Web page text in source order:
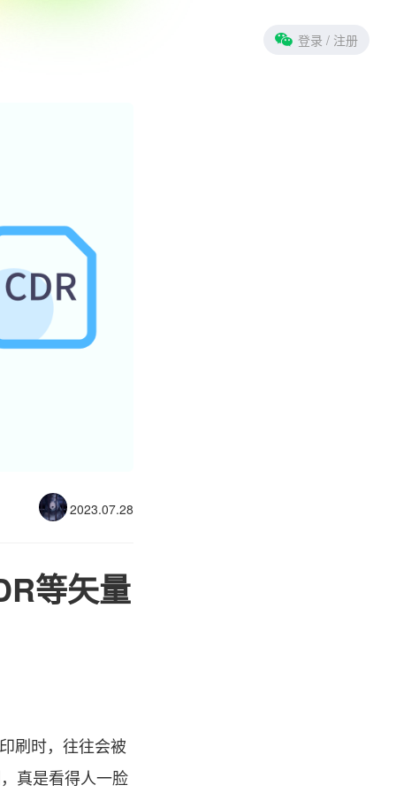
登录 / 注册
2023.07.28
等矢量
刷时，往往会被
真是看得人一脸